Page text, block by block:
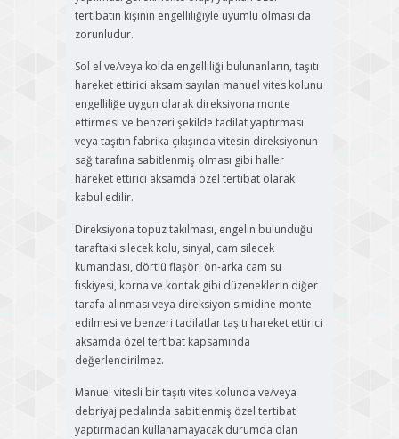
tertibatın kişinin engelliliğiyle uyumlu olması da
zorunludur.
Sol el ve/veya kolda engelliliği bulunanların, taşıtı
hareket ettirici aksam sayılan manuel vites kolunu
engelliliğe uygun olarak direksiyona monte
ettirmesi ve benzeri şekilde tadilat yaptırması
veya taşıtın fabrika çıkışında vitesin direksiyonun
sağ tarafına sabitlenmiş olması gibi haller
hareket ettirici aksamda özel tertibat olarak
kabul edilir.
Direksiyona topuz takılması, engelin bulunduğu
taraftaki silecek kolu, sinyal, cam silecek
kumandası, dörtlü flaşör, ön-arka cam su
fıskiyesi, korna ve kontak gibi düzeneklerin diğer
tarafa alınması veya direksiyon simidine monte
edilmesi ve benzeri tadilatlar taşıtı hareket ettirici
aksamda özel tertibat kapsamında
değerlendirilmez.
Manuel vitesli bir taşıtı vites kolunda ve/veya
debriyaj pedalında sabitlenmiş özel tertibat
yaptırmadan kullanamayacak durumda olan